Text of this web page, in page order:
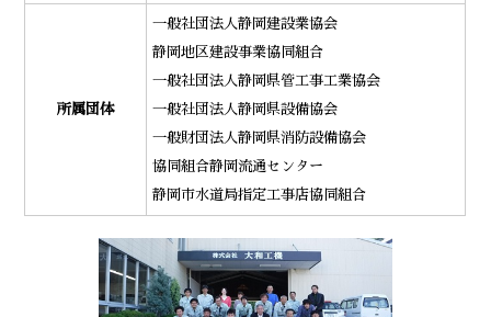
所属団体
一般社団法人静岡建設業協会
静岡地区建設事業協同組合
一般社団法人静岡県管工事工業協会
一般社団法人静岡県設備協会
一般財団法人静岡県消防設備協会
協同組合静岡流通センター
静岡市水道局指定工事店協同組合